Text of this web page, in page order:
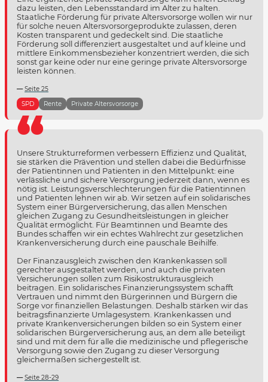
dazu leisten, den Lebensstandard im Alter zu halten.
Staatliche Förderung für private Altersvorsorge wollen wir nur
für solche neuen Altersvorsorgeprodukte zulassen, deren
Kosten transparent und gedeckelt sind. Die staatliche
Förderung soll differenziert ausgestaltet und auf kleine und
mittlere Einkommensbezieher konzentriert werden, die sich
sonst gar keine oder nur eine geringe private Altersvorsorge
leisten können.
Seite 25
SPD
Rente Private Altersvorsorge
Unsere Strukturreformen verbessern Effizienz und Qualität,
sie stärken die Prävention und stellen dabei die Bedürfnisse
der Patientinnen und Patienten in den Mittelpunkt: eine
verlässliche und sichere Versorgung jederzeit dann, wenn es
nötig ist. Leistungsverschlechterungen für die Patientinnen
und Patienten lehnen wir ab. Wir setzen auf ein solidarisches
System einer Bürgerversicherung, das allen Menschen
gleichen Zugang zu Gesundheitsleistungen in gleicher
Qualität ermöglicht. Für Beamtinnen und Beamte des
Bundes schaffen wir ein echtes Wahlrecht zur gesetzlichen
Krankenversicherung durch eine pauschale Beihilfe.
Der Finanzausgleich zwischen den Krankenkassen soll
gerechter ausgestaltet werden, und auch die privaten
Versicherungen sollen zum Risikostrukturausgleich
beitragen. Ein solidarisches Finanzierungssystem schafft
Vertrauen und nimmt den Bürgerinnen und Bürgern die
Sorge vor finanziellen Belastungen. Deshalb stärken wir das
beitragsfinanzierte Umlagesystem. Krankenkassen und
private Krankenversicherungen bilden so ein System einer
solidarischen Bürgerversicherung aus, an dem alle beteiligt
sind und mit dem für alle die medizinische und pflegerische
Versorgung sowie den Zugang zu dieser Versorgung
gleichermaßen sichergestellt ist.
Seite 28-29